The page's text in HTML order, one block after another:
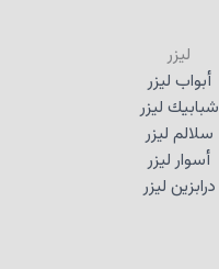
ليزر
أبواب ليزر
شبابيك ليزر
سلالم ليزر
أسوار ليزر
درابزين ليزر